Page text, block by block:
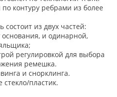
контуру ребрами из более
из двух частей:
основания, и одинарной,
регулировкой для выбора
ремешка.
и снорклинга.
пластик.